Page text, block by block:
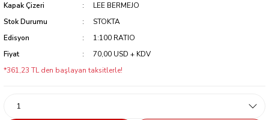
Kapak Çizeri
LEE BERMEJO
Stok Durumu
STOKTA
Edisyon
1:100 RATIO
Fiyat
70,00 USD + KDV
*361,23 TL den başlayan taksitlerle!